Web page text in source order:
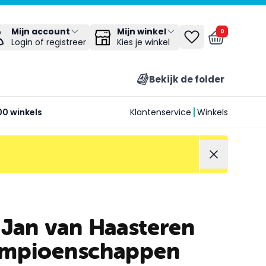
Mijn account
Login of registreer
Mijn winkel
Kies je winkel
0
Bekijk de folder
winkels Klantenservice Winkels
van Haasteren